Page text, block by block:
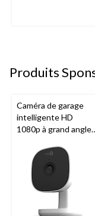
Produits
Caméra de garage
intelligente HD
1080p à grand angle
nocturne, résistante
aux intempéries